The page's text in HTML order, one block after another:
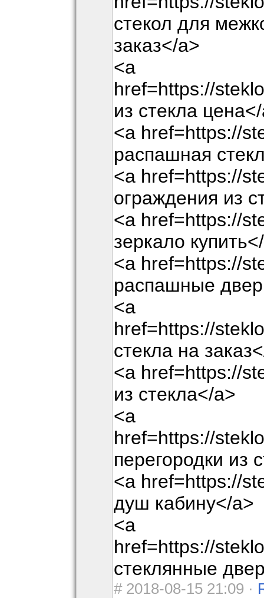
стекол для
заказ</a>
<a
href=https://
из стекла
<a href=https://
распашная
<a href=https://
ограждения из
<a href=https://
зеркало
<a href=https://
распашные
<a
href=https://
стекла на
<a href=https://
из стекла</a>
<a
href=https://
перегородки из
<a href=https://
душ кабину</a>
<a
href=https://
стеклянные
#2018-08-15 21:09 ·